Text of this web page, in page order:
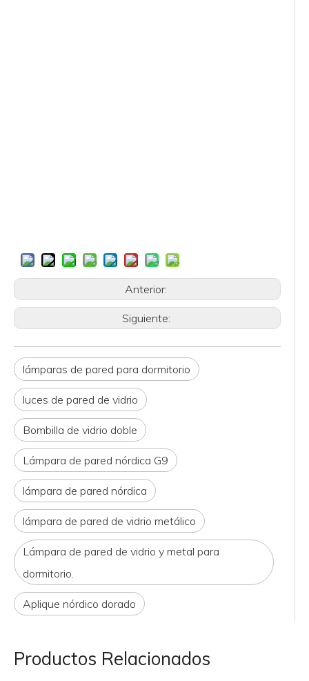
Anterior:
Siguiente:
lámparas de pared para dormitorio
luces de pared de vidrio
Bombilla de vidrio doble
Lámpara de pared nórdica G9
lámpara de pared nórdica
lámpara de pared de vidrio metálico
Lámpara de pared de vidrio y metal para
dormitorio.
Aplique nórdico dorado
Productos Relacionados